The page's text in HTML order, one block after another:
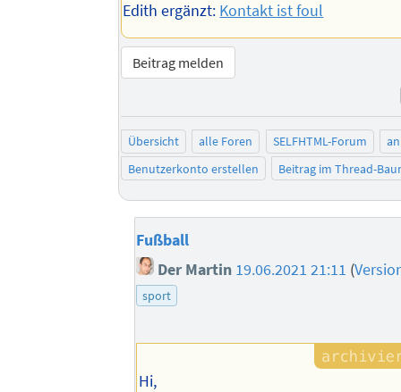
Edith ergänzt: Kontakt ist foul
Beitrag melden
Übersicht alle Foren SELFHTML-Forum
Benutzerkonto erstellen
Beitrag im Thread-
Fußball
Der Martin 19.06.2021 21:11 (
sport
Hi,